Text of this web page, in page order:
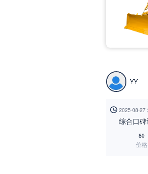
YY
 2025-08-27
综合口
80
价格